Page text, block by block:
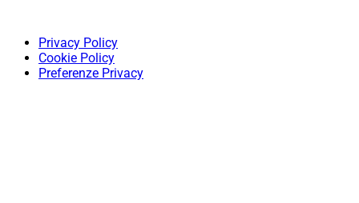
Privacy Policy
Cookie Policy
Preferenze Privacy